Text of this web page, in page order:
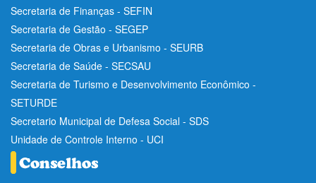
Secretaria de Finanças - SEFIN
Secretaria de Gestão - SEGEP
Secretaria de Obras e Urbanismo - SEURB
Secretaria de Saúde - SECSAU
Secretaria de Turismo e Desenvolvimento Econômico -
SETURDE
Secretario Municipal de Defesa Social - SDS
Unidade de Controle Interno - UCI